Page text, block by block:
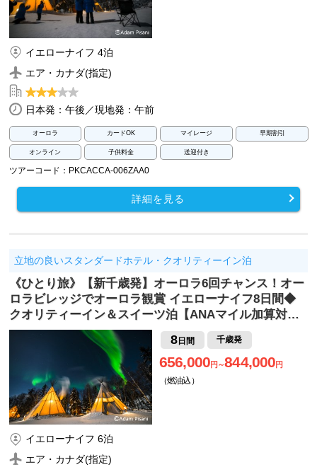
イエローナイフ 4泊
エア・カナダ(指定)
日本発：午後／現地発：午前
オーロラ カードOK マイレージ 早期割引
オンライン 子供料金 送迎付き
ツアーコード：PKCACCA-006ZAA0
詳細を見る
立地の良いスタンダードホテル・クオリティーイン泊
《ひとり旅》【新千歳発】オーロラ6回チャンス！オー
ロラビレッジでオーロラ観賞 イエローナイフ8日間◆
クオリティーイン＆スイーツ泊【ANAマイル加算対…
8日間 千歳発
656,000円～844,000円
（燃油込）
イエローナイフ 6泊
エア・カナダ(指定)